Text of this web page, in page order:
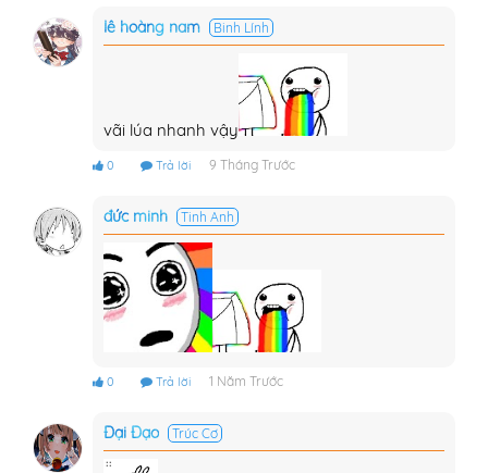
lê hoàng nam Binh Lính
vãi lúa nhanh vậy
0 Trả lời 9 Tháng Trước
đức minh Tinh Anh
0 Trả lời 1 Năm Trước
Đại Đạo Trúc Cơ